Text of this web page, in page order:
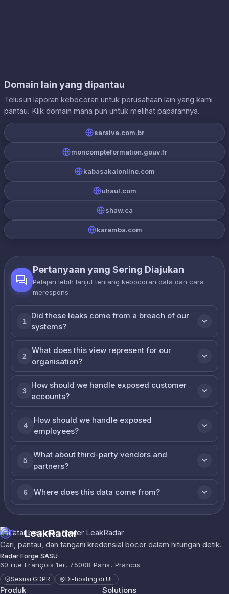
Domain lain yang dipantau
Telusuri laporan kebocoran untuk perusahaan lain yang kami
pantau. Klik domain mana pun untuk melihat paparannya.
saraiva.com.br
moncompteformation.gouv.fr
kabasakalonline.com
uhaul.com
shaw.ca
karamba.com
Pertanyaan yang Sering Diajukan
Pelajari lebih lanjut tentang kebocoran data dan cara
merespons
1
Did these leaks come from a breach of our
systems?
2
What does this view represent for our
organisation?
3
How should we handle exposed customer
accounts?
4
How should we handle exposed
employees?
5
What about third-party vendors and
partners?
6 Where does this data come from?
LeakRadar
Cari, pantau, dan tangani kredensial bocor dalam hitungan detik.
Radar Forge SASU
60 rue François 1er, 75008 Paris, Prancis
Sesuai GDPR Di-hosting di UE
Produk Solutions